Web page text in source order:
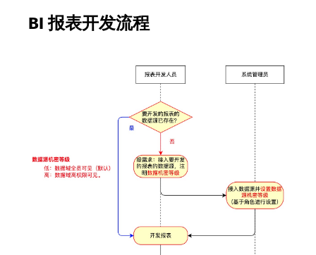
BI 报表开发流程